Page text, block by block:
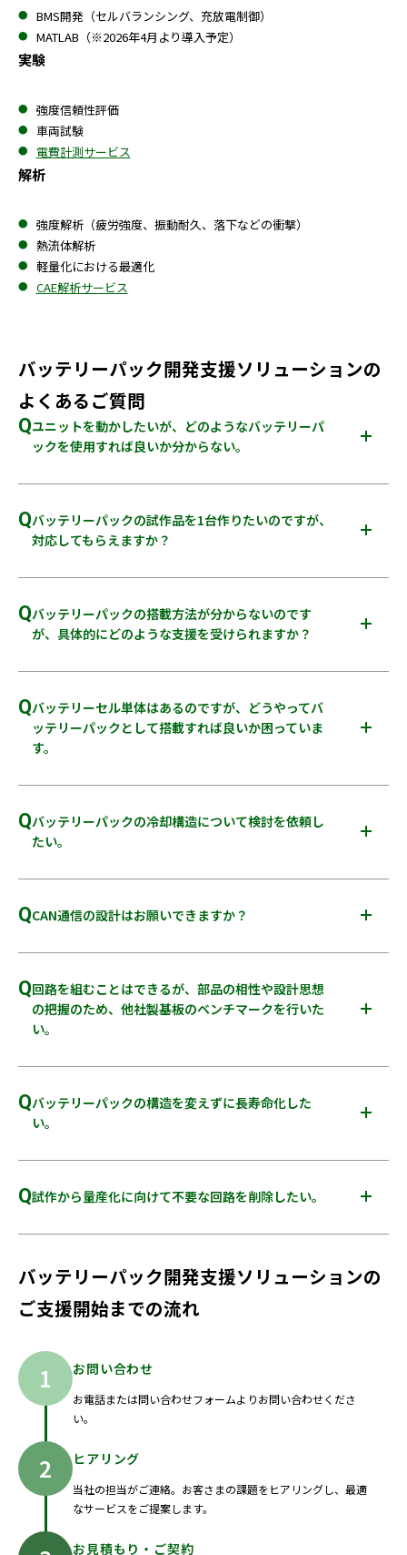
BMS開発（セルバランシング、充放電制御）
MATLAB（※2026年4月より導入予定）
実験
強度信頼性評価
車両試験
電費計測サービス
解析
強度解析（疲労強度、振動耐久、落下などの衝撃）
熱流体解析
軽量化における最適化
CAE解析サービス
バッテリーパック開発支援ソリューションの
よくあるご質問
Qユニットを動かしたいが、どのようなバッテリーパ
ックを使用すれば良いか分からない。
です。
Qバッテリーパックの試作品を1台作りたいのですが、
対応してもらえますか？
作品をお作りします。お気軽にご相談ください。
Qバッテリーパックの搭載方法が分からないのです
が、具体的にどのような支援を受けられますか？
ご提案が可能です。
Qバッテリーセル単体はあるのですが、どうやってバ
ッテリーパックとして搭載すれば良いか困っていま
す。
ック内のレイアウト検討や搭載検討のご提案が可能です。
Qバッテリーパックの冷却構造について検討を依頼し
たい。
QCAN通信の設計はお願いできますか？
Q回路を組むことはできるが、部品の相性や設計思想
の把握のため、他社製基板のベンチマークを行いた
い。
ければ買い付けも可能です。レポートへ記載する内容について
は、事前に打ち合わせを行うことで情報の過不足を防止しま
Qバッテリーパックの構造を変えずに長寿命化した
い。
ご提案が可能です。
Q試作から量産化に向けて不要な回路を削除したい。
ご提案が可能です。推奨実施評価項目についてもご案内しま
す。
バッテリーパック開発支援ソリューションの
ご支援開始までの流れ
お問い合わせ
お電話または問い合わせフォームよりお問い合わせくださ
い。
ヒアリング
当社の担当がご連絡。お客さまの課題をヒアリングし、最適
なサービスをご提案します。
お見積もり・ご契約